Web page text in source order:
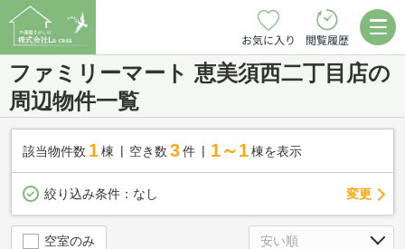
お気に入り 閲覧履歴
ファミリーマート 恵美須西二丁目店の
周辺物件一覧
該当物件数 1棟 空き数 3 件 1～1 棟を表示
絞り込み条件： なし 変更
空室のみ